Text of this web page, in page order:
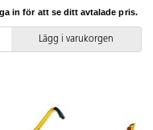
samt trehjulingarna 14052
och 14053 Stor.
in för att se ditt avtalade pris.
Lägg i varukorgen